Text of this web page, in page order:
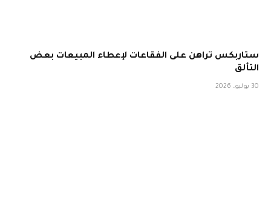
ستاربكس تراهن على الفقاعات لإعطاء المبيعات بعض
التألق
30 يوليو، 2026